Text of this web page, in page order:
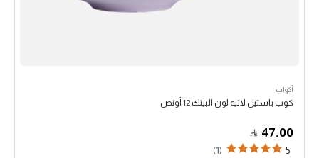
أكواب
كوب باستيل لاتيه لون البينك 12 أونص
47.00
5
(1)